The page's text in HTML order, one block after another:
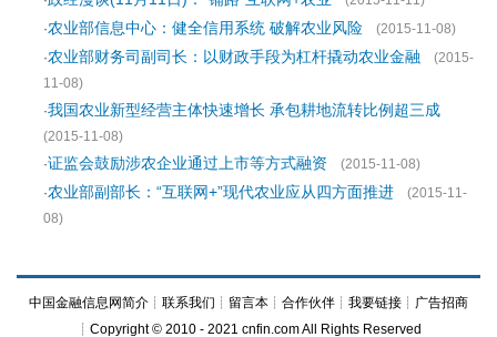
·农业部信息中心：健全信用系统 破解农业风险
(2015-11-08)
·农业部财务司副司长：以财政手段为杠杆撬动农业金融
(2015-
11-08)
·我国农业新型经营主体快速增长 承包耕地流转比例超三成
(2015-11-08)
·证监会鼓励涉农企业通过上市等方式融资
(2015-11-08)
·农业部副部长：“互联网+”现代农业应从四方面推进
(2015-11-
08)
中国金融信息网简介 ┊ 联系我们 ┊ 留言本 ┊ 合作伙伴 ┊ 我要链接 ┊ 广告招商
┊Copyright © 2010 - 2021 cnfin.com All Rights Reserved